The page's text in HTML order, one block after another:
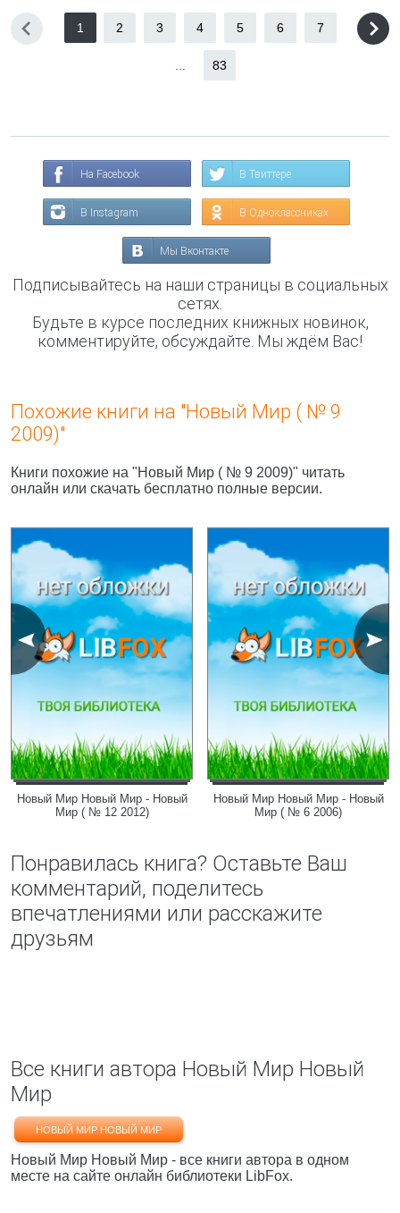
1 2 3 4 5 6 7
83
На Facebook В Твиттере
В Instagram В Одноклассниках
Мы Вконтакте
Подписывайтесь на наши страницы в социальных
сетях.
Будьте в курсе последних книжных новинок,
комментируйте, обсуждайте. Мы ждём Вас!
Похожие книги на "Новый Мир ( № 9
2009)"
Книги похожие на "Новый Мир ( № 9 2009)" читать
онлайн или скачать бесплатно полные версии.
Новый Мир Новый Мир - Новый
Мир ( № 12 2012)
Новый Мир Новый Мир - Новый
Мир ( № 6 2006)
Понравилась книга? Оставьте Ваш
комментарий, поделитесь
впечатлениями или расскажите
друзьям
Все книги автора Новый Мир Новый
Мир
НОВЫЙ МИР НОВЫЙ МИР
Новый Мир Новый Мир - все книги автора в одном
месте на сайте онлайн библиотеки LibFox.